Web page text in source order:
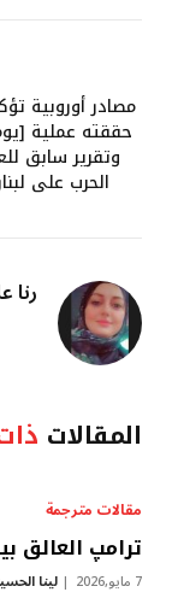
مصادر أوروبية
حققته عملية
وتقرير سابق
الحرب على
رنا
المقالات
مقالات مترجمة
ترامپ العالق
7 مايو,2026 لينا